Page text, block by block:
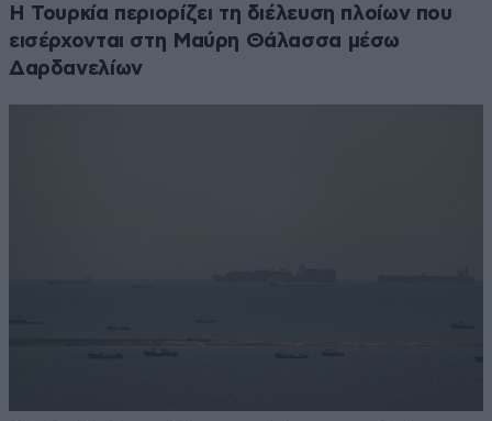
Η Τουρκία περιορίζει τη διέλευση πλοίων που
εισέρχονται στη Μαύρη Θάλασσα μέσω
Δαρδανελίων